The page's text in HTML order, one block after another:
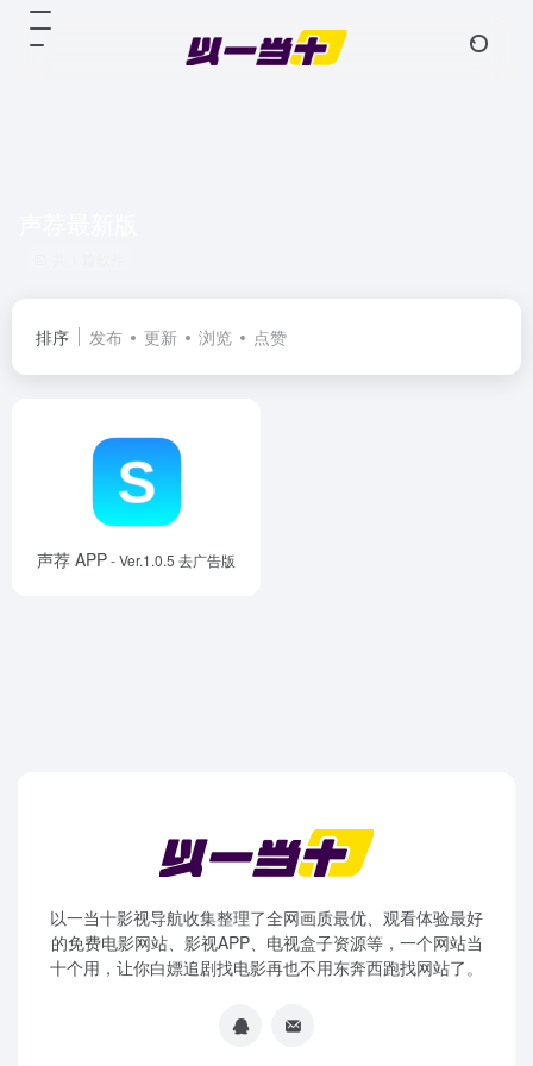
排序 发布 更新 浏览 点赞
声荐 APP- Ver.1.0.5 去广告版
以一当十影视导航收集整理了全网画质最优、观看体验最好
的免费电影网站、影视APP、电视盒子资源等，一个网站当
十个用，让你白嫖追剧找电影再也不用东奔西跑找网站了。